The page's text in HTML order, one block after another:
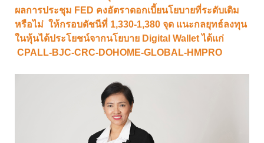
ผลการประชุม FED คงอัตราดอกเบี้ยนโยบายที่ระดับเดิม
หรือไม่ ให้กรอบดัชนีที่ 1,330-1,380 จุด แนะกลยุทธ์ลงทุน
ในหุ้นได้ประโยชน์จากนโยบาย Digital Wallet ได้แก่
CPALL-BJC-CRC-DOHOME-GLOBAL-HMPRO